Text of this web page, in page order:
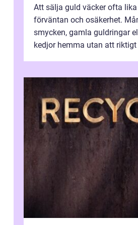
Att sälja guld väcker ofta
förväntan och osäkerhet.
smycken, gamla guldringar
kedjor hemma utan att